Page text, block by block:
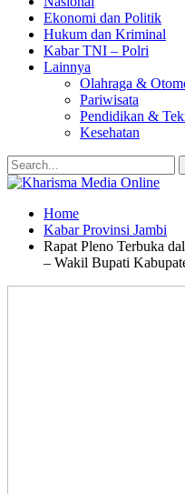
Ekonomi dan Politik
Hukum dan Kriminal
Kabar TNI – Polri
Lainnya
Olahraga &
Pariwisata
Pendidikan &
Kesehatan
Home
Kabar Provinsi Jambi
Rapat Pleno Terbuka
– Wakil Bupati